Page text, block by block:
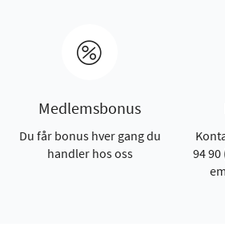
Medlemsbonus
Du får bonus hver gang du
handler hos oss
94